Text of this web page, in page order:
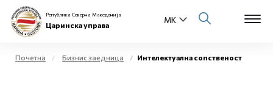
Република Северна Македонија
Царинска управа
Почетна Бизнис заедница Интелектуална сопственост